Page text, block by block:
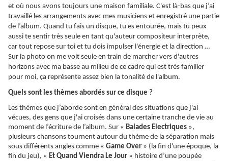
et où nous avons toujours une maison familiale. C'est là-bas que j’ai
travaillé les arrangements avec mes musiciens et enregistré une partie
de l’album. Quand tu fais un disque, tu es entourée, mais tu peux
aussi te sentir très seule en tant qu'auteur compositeur interprète,
car tout repose sur toi et tu dois impulser l'énergie et la direction …
Sur la photo on me voit seule en train de marcher vers d'autres
horizons avec ma basse au milieu de ce cadre qui est très familier
pour moi, ça représente assez bien la tonalité de l'album.
Quels sont les thèmes abordés sur ce disque ?
Les thèmes que j’aborde sont en général des situations que j'ai
vécues, des gens que j'ai croisés dans une certaine tranche de vie au
moment de l’écriture de l’album. Sur « Balades Electriques »,
plusieurs chansons tournent autour du thème de la séparation mais
sous différents angles comme « Game Over » (la fin d'une époque, la
fin du jeu), « Et Quand Viendra Le Jour » histoire d’une poupée